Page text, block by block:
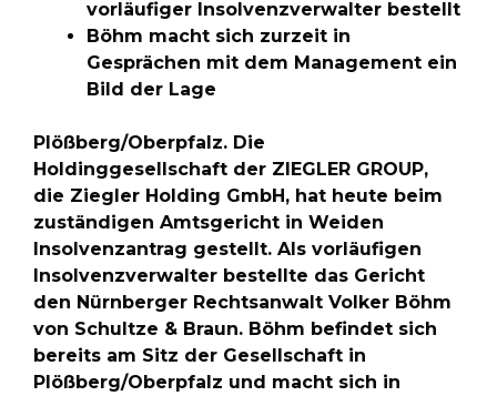
vorläufiger Insolvenzverwalter bestellt
Böhm macht sich zurzeit in
Gesprächen mit dem Management ein
Bild der Lage
Plößberg/Oberpfalz. Die
Holdinggesellschaft der ZIEGLER GROUP,
die Ziegler Holding GmbH, hat heute beim
zuständigen Amtsgericht in Weiden
Insolvenzantrag gestellt. Als vorläufigen
Insolvenzverwalter bestellte das Gericht
den Nürnberger Rechtsanwalt Volker Böhm
von Schultze & Braun. Böhm befindet sich
bereits am Sitz der Gesellschaft in
Plößberg/Oberpfalz und macht sich in